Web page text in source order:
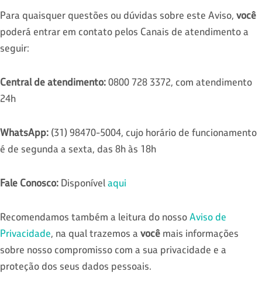
Para quaisquer questões ou dúvidas sobre este Aviso, você
poderá entrar em contato pelos Canais de atendimento a
seguir:
Central de atendimento:0800 728 3372, com atendimento
24h
WhatsApp: (31) 98470-5004, cujo horário de funcionamento
é de segunda a sexta, das 8h às 18h
Fale Conosco: Disponívelaqui
Recomendamos também a leitura do nossoAviso de
Privacidade, na qual trazemos avocê mais informações
sobre nosso compromisso com a sua privacidade e a
proteção dos seus dados pessoais.